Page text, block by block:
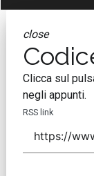
close
Clicca sul
negli appunti.
RSS link